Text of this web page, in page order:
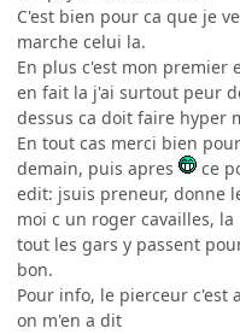
C'est bien pour ca que je
marche celui la.
En plus c'est mon premier
en fait la j'ai surtout peur
dessus ca doit faire hyper
En tout cas merci bien
demain, puis apres
ce
edit: jsuis preneur, donne
moi c un roger cavailles,
tout les gars y passent
bon.
Pour info, le pierceur c'est
on m'en a dit